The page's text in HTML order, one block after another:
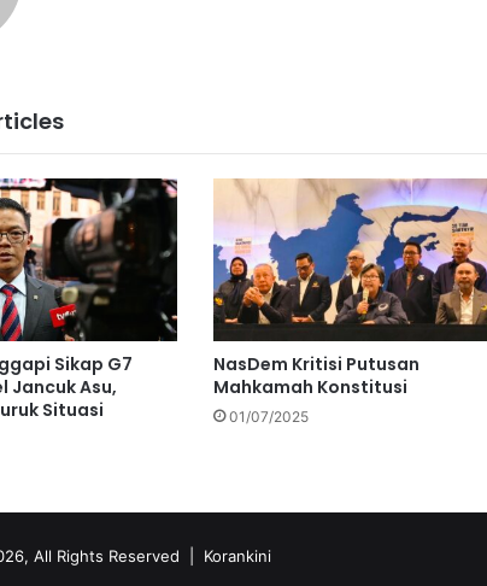
Sikap G7
Jancuk Asu,
Situasi
NasDem Kritisi Putusan
Mahkamah Konstitusi
01/07/2025
All Rights Reserved | Korankini